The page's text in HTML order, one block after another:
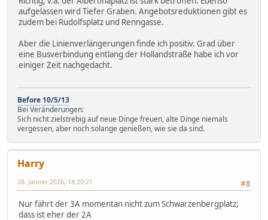
aufgelassen wird Tiefer Graben. Angebotsreduktionen gibt es
zudem bei Rudolfsplatz und Renngasse.
Aber die Linienverlängerungen finde ich positiv. Grad über
eine Busverbindung entlang der Hollandstraße habe ich vor
einiger Zeit nachgedacht.
Before 10/5/13
Bei Veränderungen:
Sich nicht zielstrebig auf neue Dinge freuen, alte Dinge niemals
vergessen, aber noch solange genießen, wie sie da sind.
Harry
#8
28. Jänner 2026, 18:20:21
Nur fährt der 3A momentan nicht zum Schwarzenbergplatz;
dass ist eher der 2A